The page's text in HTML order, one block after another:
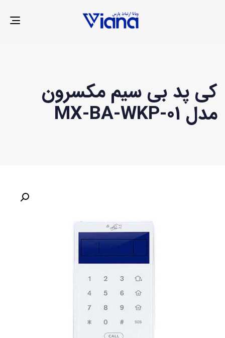
کی پد بی سیم مکسرون
مدل MX-BA-WKP-01